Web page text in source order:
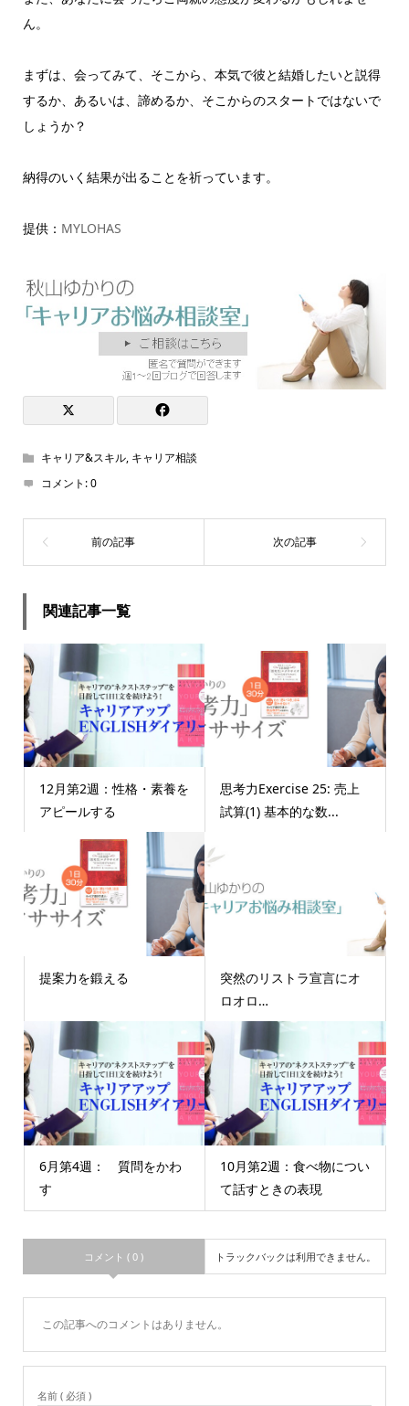
ん。
まずは、会ってみて、そこから、本気で彼と結婚したいと説得
するか、あるいは、諦めるか、そこからのスタートではないで
しょうか？
納得のいく結果が出ることを祈っています。
提供： MYLOHAS
キャリア&スキル, キャリア相談
コメント:0
関連記事一覧
12月第2週：性格・素養を
アピールする
思考力Exercise 25: 売上
試算(1) 基本的な数...
提案力を鍛える
突然のリストラ宣言にオ
ロオロ…
6月第4週： 質問をかわ
す
10月第2週：食べ物につい
て話すときの表現
コメント ( 0 ) トラックバックは利用できません。
この記事へのコメントはありません。
名前 ( 必須 )